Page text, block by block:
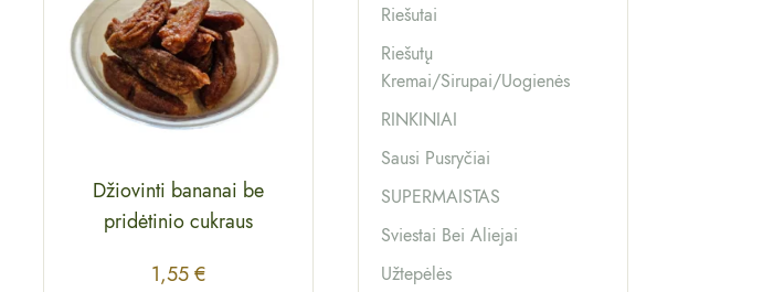
Džiovinti bananai be
pridėtinio cukraus
1,55€
Riešutai
Riešutų
Kremai/sirupai/uogienės
RINKINIAI
Sausi Pusryčiai
SUPERMAISTAS
Sviestai Bei Aliejai
Užtepėlės